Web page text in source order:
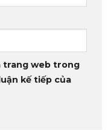
trang web trong
kế tiếp của